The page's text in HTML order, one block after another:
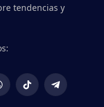
tendencias y
TikTok Telegram